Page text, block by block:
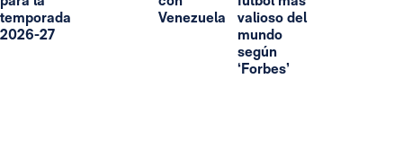
temporada
2026-27
Venezuela
valioso del
mundo
según
‘Forbes’